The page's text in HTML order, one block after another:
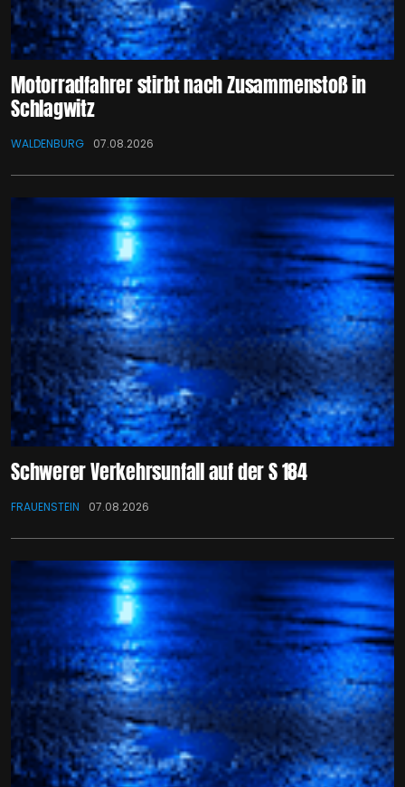
Motorradfahrer stirbt nach Zusammenstoß in
Schlagwitz
WALDENBURG 07.08.2026
Schwerer Verkehrsunfall auf der S 184
FRAUENSTEIN 07.08.2026